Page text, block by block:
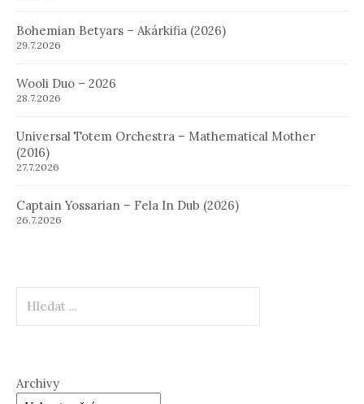
Bohemian Betyars – Akárkifia (2026)
29.7.2026
Wooli Duo – 2026
28.7.2026
Universal Totem Orchestra – Mathematical Mother
(2016)
27.7.2026
Captain Yossarian – Fela In Dub (2026)
26.7.2026
Archivy